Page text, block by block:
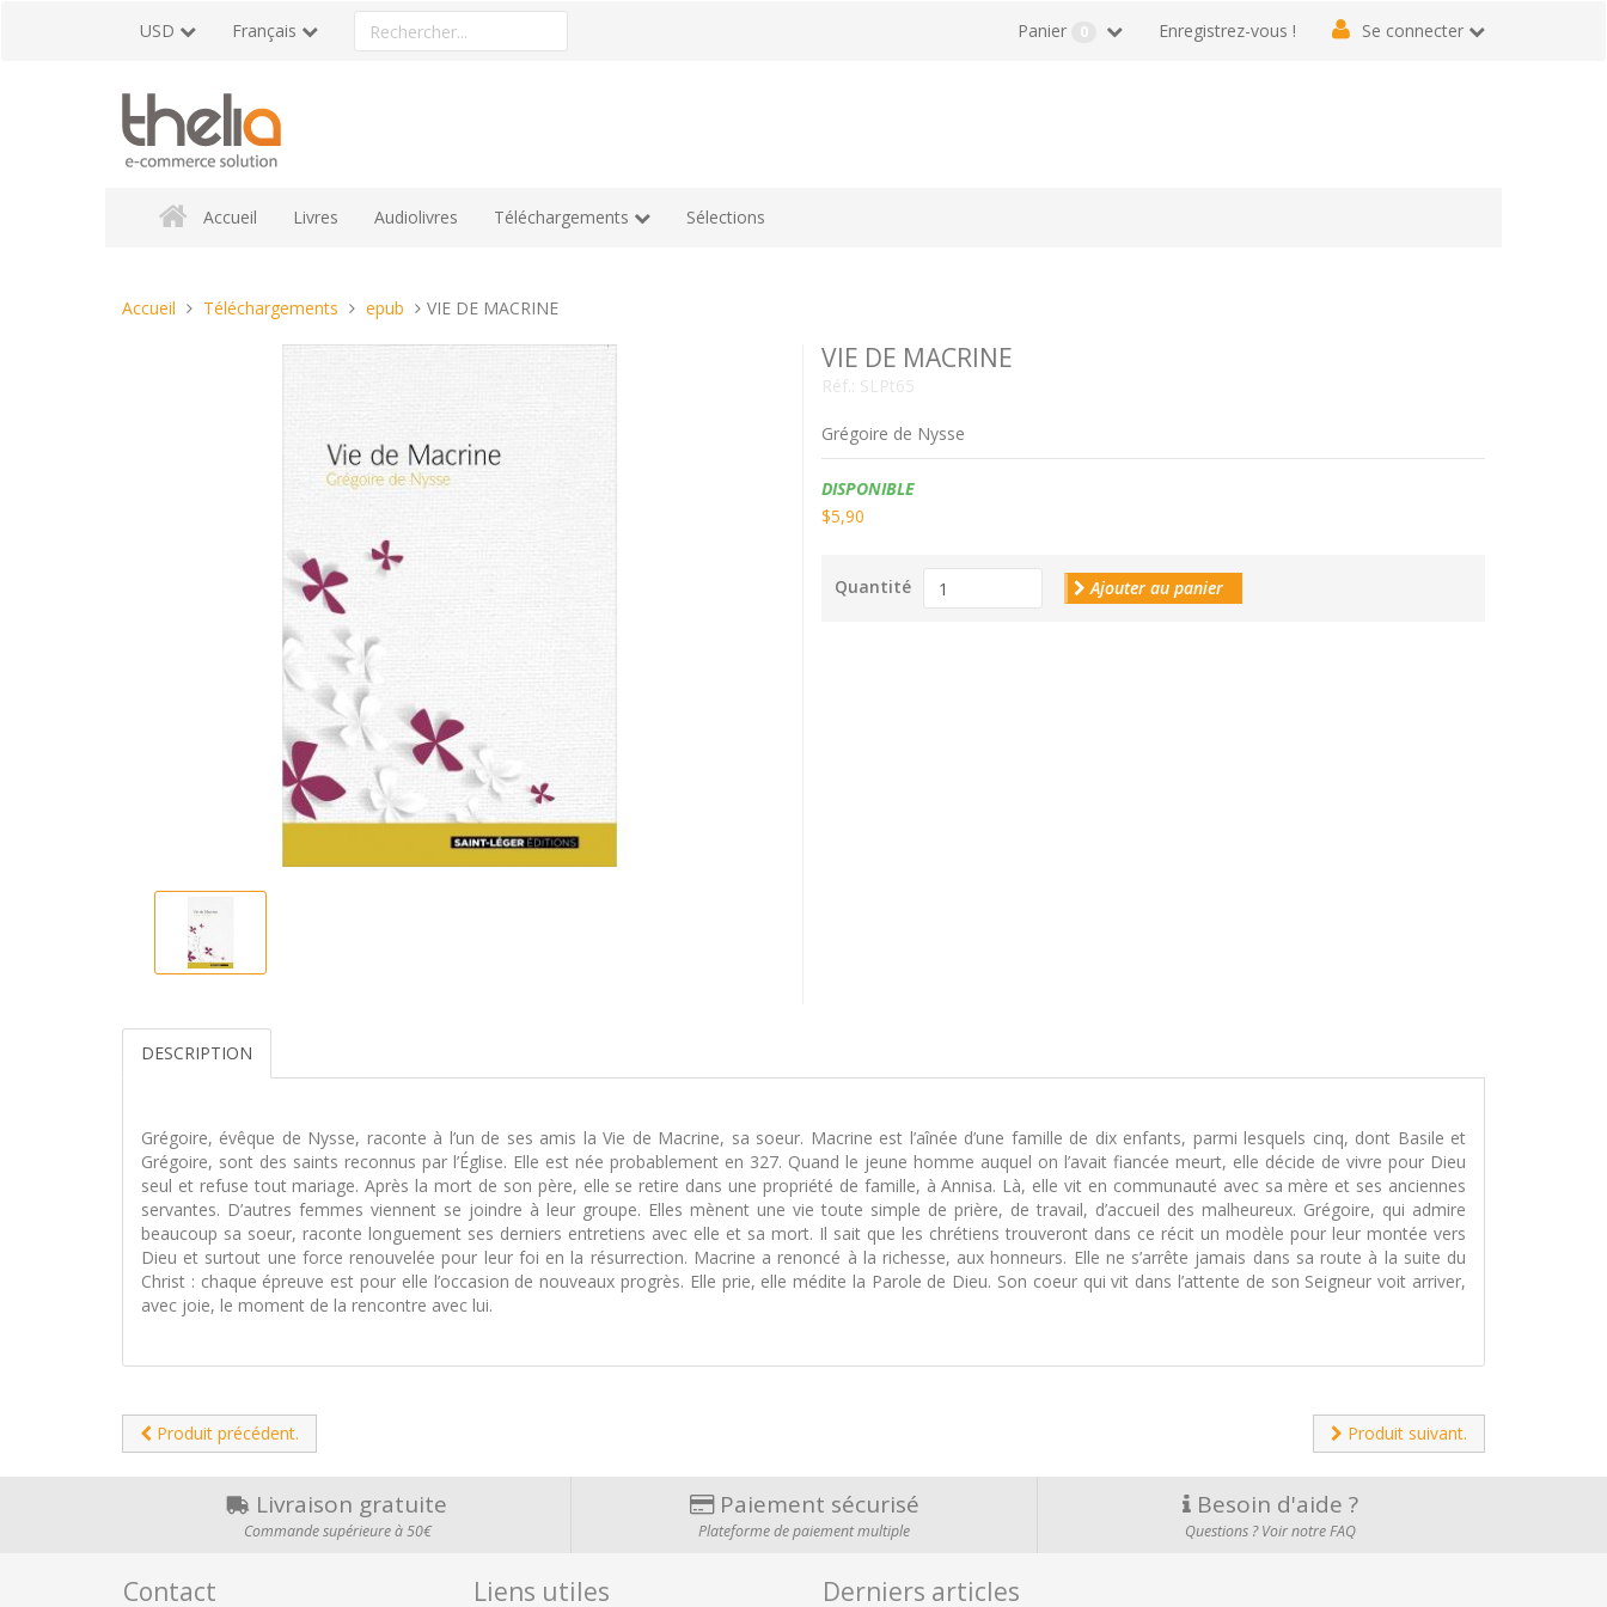
USD Français
Rechercher
un
Enregistrez-vous ! Se connecter
Panier 0
Accueil Livres Audiolivres Téléchargements Sélections
Vous
Accueil Téléchargements epub VIE DE MACRINE
VIE DE MACRINE
Réf.: SLPt65
Grégoire de Nysse
Disponibilité:
DISPONIBLE
$5,90
Quantité Ajouter au panier
DESCRIPTION
Grégoire, évêque de Nysse, raconte à l’un de ses amis la Vie de Macrine, sa soeur. Macrine est l’aînée d’une famille de dix enfants, parmi lesquels cinq, dont Basile et
Grégoire, sont des saints reconnus par l’Église. Elle est née probablement en 327. Quand le jeune homme auquel on l’avait fiancée meurt, elle décide de vivre pour Dieu
seul et refuse tout mariage. Après la mort de son père, elle se retire dans une propriété de famille, à Annisa. Là, elle vit en communauté avec sa mère et ses anciennes
servantes. D’autres femmes viennent se joindre à leur groupe. Elles mènent une vie toute simple de prière, de travail, d’accueil des malheureux. Grégoire, qui admire
beaucoup sa soeur, raconte longuement ses derniers entretiens avec elle et sa mort. Il sait que les chrétiens trouveront dans ce récit un modèle pour leur montée vers
Dieu et surtout une force renouvelée pour leur foi en la résurrection. Macrine a renoncé à la richesse, aux honneurs. Elle ne s’arrête jamais dans sa route à la suite du
Christ : chaque épreuve est pour elle l’occasion de nouveaux progrès. Elle prie, elle médite la Parole de Dieu. Son coeur qui vit dans l’attente de son Seigneur voit arriver,
avec joie, le moment de la rencontre avec lui.
Produit précédent. Produit suivant.
Livraison gratuite
Commande supérieure à 50€
Paiement sécurisé
Plateforme de paiement multiple
Besoin d'aide ?
Questions ? Voir notre FAQ
Contact Liens utiles Derniers articles